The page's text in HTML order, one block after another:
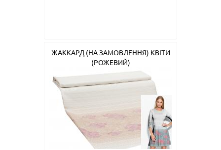
ЖАККАРД (НА ЗАМОВЛЕННЯ) КВІТИ
(РОЖЕВИЙ)